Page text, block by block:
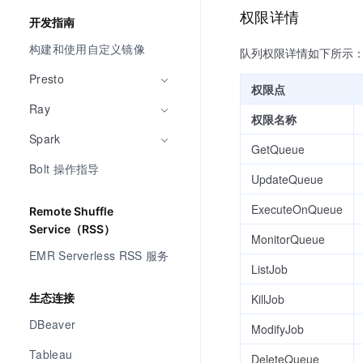
开发指南
构建和使用自定义镜像
Presto
Ray
Spark
Bolt 操作指导
Remote Shuffle
Service（RSS）
EMR Serverless RSS 服务
生态连接
DBeaver
Tableau
权限详情
队列权限详情如下所示
权限点
权限名称
GetQueue
UpdateQueue
ExecuteOnQueue
MonitorQueue
ListJob
KillJob
ModifyJob
DeleteQueue